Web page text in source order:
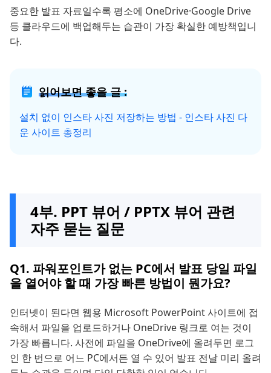
중요한 발표 자료일수록 평소에 OneDrive·Google Drive
등 클라우드에 백업해두는 습관이 가장 확실한 예방책입니
다.
읽어보면 좋을 글 :
설치 없이 인스타 사진 저장하는 방법 - 인스타 사진 다
운 사이트 총정리
4부. PPT 뷰어 / PPTX 뷰어 관련
자주 묻는 질문
Q1. 파워포인트가 없는 PC에서 발표 당일 파일
을 열어야 할 때 가장 빠른 방법이 뭔가요?
인터넷이 된다면 웹용 Microsoft PowerPoint 사이트에 접
속해서 파일을 업로드하거나 OneDrive 링크로 여는 것이
가장 빠릅니다. 사전에 파일을 OneDrive에 올려두면 로그
인 한 번으로 어느 PC에서든 열 수 있어 발표 전날 미리 올려